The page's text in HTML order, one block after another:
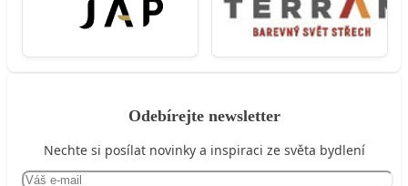
Odebírejte newsletter
Nechte si posílat novinky a inspiraci ze světa bydlení